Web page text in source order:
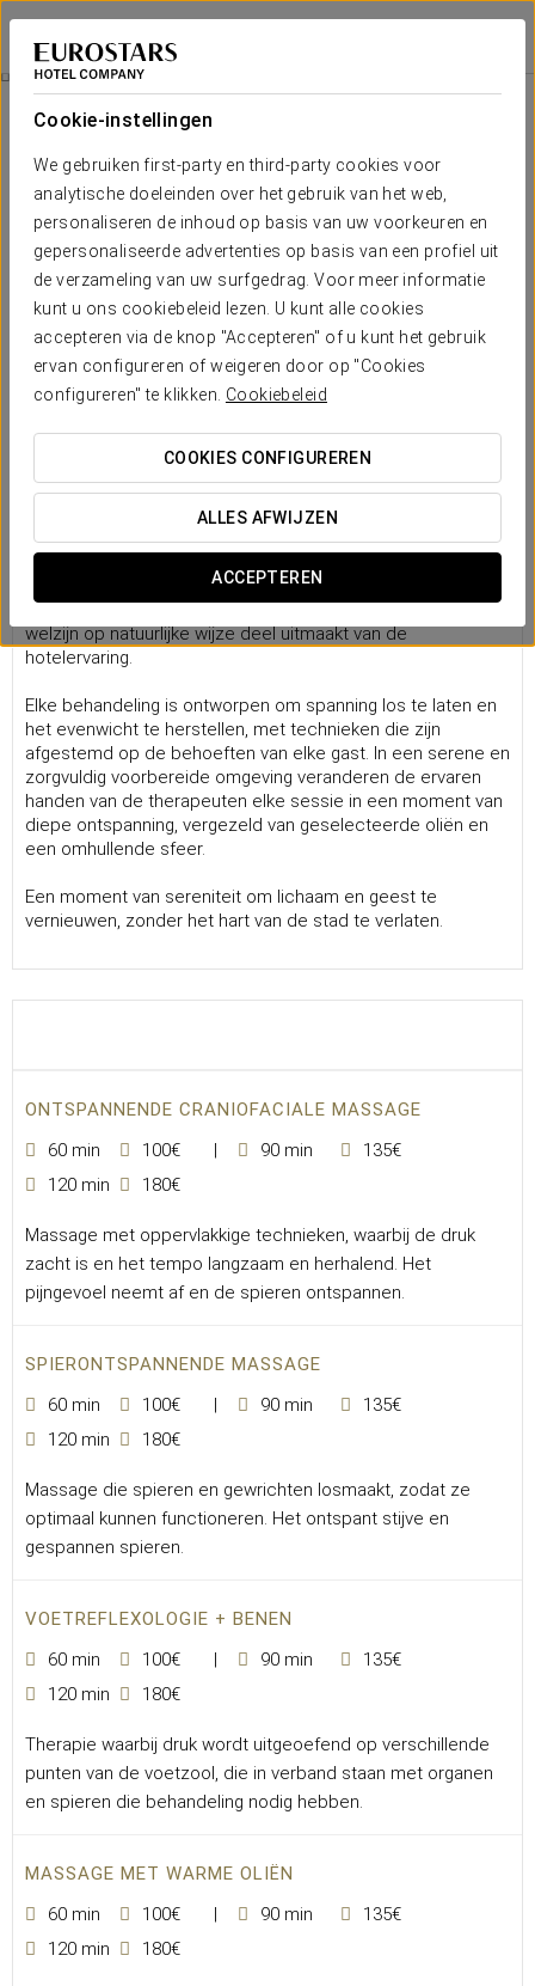
Cookie-instellingen
We gebruiken first-party en third-party cookies voor
analytische doeleinden over het gebruik van het web,
personaliseren de inhoud op basis van uw voorkeuren en
gepersonaliseerde advertenties op basis van een profiel uit
de verzameling van uw surfgedrag. Voor meer informatie
kunt u ons cookiebeleid lezen. U kunt alle cookies
accepteren via de knop "Accepteren" of u kunt het gebruik
ervan configureren of weigeren door op "Cookies
configureren" te klikken. Cookiebeleid
COOKIES CONFIGUREREN
ALLES AFWIJZEN
ACCEPTEREN
Eurostars Grand Marina
BARCELONA
Wellness
Massages
De massageservice van Eurostars Grand Marina biedt
oase van rustin het hart van de haven van Barcelona, waar
welzijn op natuurlijke wijze deel uitmaakt van de
hotelervaring.
Elke behandeling is ontworpen om spanning los te laten en
het evenwicht te herstellen, met technieken die zijn
afgestemd op de behoeften van elke gast. In een serene en
zorgvuldig voorbereide omgeving veranderen de ervaren
handen van de therapeuten elke sessie in een moment van
diepe ontspanning, vergezeld van geselecteerde oliën en
een omhullende sfeer.
Een moment van sereniteit om lichaam en geest te
vernieuwen, zonder het hart van de stad te verlaten.
ONTSPANNENDE CRANIOFACIALE MASSAGE
60 min
100€ 90 min
135€
120 min
180€
Massage met oppervlakkige technieken, waarbij de druk
zacht is en het tempo langzaam en herhalend. Het
pijngevoel neemt af en de spieren ontspannen.
SPIERONTSPANNENDE MASSAGE
60 min
100€ 90 min
135€
120 min
180€
Massage die spieren en gewrichten losmaakt, zodat ze
optimaal kunnen functioneren. Het ontspant stijve en
gespannen spieren.
VOETREFLEXOLOGIE + BENEN
60 min
100€ 90 min
135€
120 min
180€
Therapie waarbij druk wordt uitgeoefend op verschillende
punten van de voetzool, die in verband staan met organen
en spieren die behandeling nodig hebben.
MASSAGE MET WARME OLIËN
60 min
100€ 90 min
135€
120 min
180€